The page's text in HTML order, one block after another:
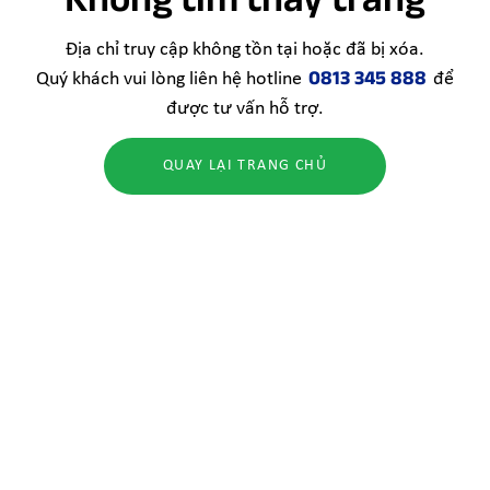
Địa chỉ truy cập không tồn tại hoặc đã bị xóa.
Quý khách vui lòng liên hệ hotline 0813 345 888 để
được tư vấn hỗ trợ.
QUAY LẠI TRANG CHỦ